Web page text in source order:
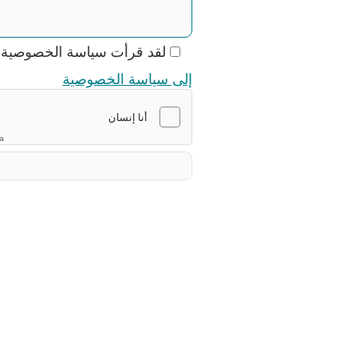
لقد قرأت سياسة الخصوصية
إلى سياسة الخصوصية